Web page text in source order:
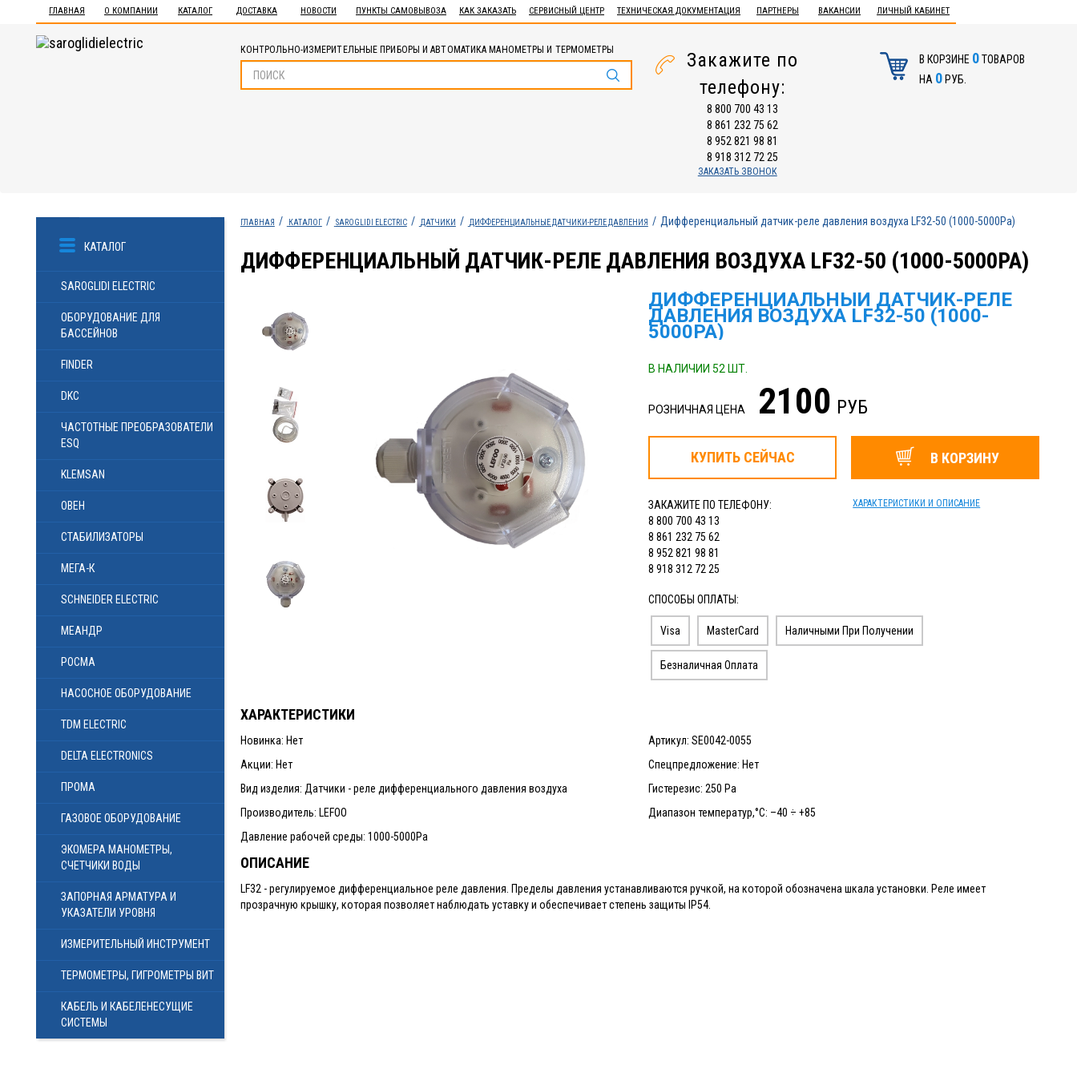
ГЛАВНАЯ О КОМПАНИИ КАТАЛОГ ДОСТАВКА НОВОСТИ ПУНКТЫ САМОВЫВОЗА КАК ЗАКАЗАТЬ СЕРВИСНЫЙ ЦЕНТР ТЕХНИЧЕСКАЯ ДОКУМЕНТАЦИЯ ПАРТНЕРЫ ВАКАНСИИ ЛИЧНЫЙ КАБИНЕТ
КОНТРОЛЬНО-ИЗМЕРИТЕЛЬНЫЕ ПРИБОРЫ И АВТОМАТИКА МАНОМЕТРЫ И ТЕРМОМЕТРЫ
Закажите по
телефону:
8 800 700 43 13
8 861 232 75 62
8 952 821 98 81
8 918 312 72 25
ЗАКАЗАТЬ ЗВОНОК
В КОРЗИНЕ 0ТОВАРОВ
НА 0РУБ.
КАТАЛОГ
SAROGLIDI ELECTRIC
ОБОРУДОВАНИЕ ДЛЯ
БАССЕЙНОВ
FINDER
DKC
ЧАСТОТНЫЕ ПРЕОБРАЗОВАТЕЛИ
ESQ
KLEMSAN
ОВЕН
СТАБИЛИЗАТОРЫ
МЕГА-К
SCHNEIDER ELECTRIC
МЕАНДР
РОСМА
НАСОСНОЕ ОБОРУДОВАНИЕ
TDM ELECTRIC
DELTA ELECTRONICS
ПРОМА
ГАЗОВОЕ ОБОРУДОВАНИЕ
ЭКОМЕРА МАНОМЕТРЫ,
СЧЕТЧИКИ ВОДЫ
ЗАПОРНАЯ АРМАТУРА И
УКАЗАТЕЛИ УРОВНЯ
ИЗМЕРИТЕЛЬНЫЙ ИНСТРУМЕНТ
ТЕРМОМЕТРЫ, ГИГРОМЕТРЫ ВИТ
КАБЕЛЬ И КАБЕЛЕНЕСУЩИЕ
СИСТЕМЫ
ГЛАВНАЯ КАТАЛОГ SAROGLIDI ELECTRIC ДАТЧИКИ ДИФФЕРЕНЦИАЛЬНЫЕ ДАТЧИКИ-РЕЛЕ ДАВЛЕНИЯ Дифференциальный датчик-реле давления воздуха LF32-50 (1000-5000Pa)
ДИФФЕРЕНЦИАЛЬНЫЙ ДАТЧИК-РЕЛЕ ДАВЛЕНИЯ ВОЗДУХА LF32-50 (1000-5000PA)
ДИФФЕРЕНЦИАЛЬНЫЙ ДАТЧИК-РЕЛЕ
ДАВЛЕНИЯ ВОЗДУХА LF32-50 (1000-
5000PA)
В НАЛИЧИИ 52 ШТ.
РОЗНИЧНАЯ ЦЕНА 2100 РУБ
КУПИТЬ СЕЙЧАС В КОРЗИНУ
ЗАКАЖИТЕ ПО ТЕЛЕФОНУ:
8 800 700 43 13
8 861 232 75 62
8 952 821 98 81
8 918 312 72 25
ХАРАКТЕРИСТИКИ И ОПИСАНИЕ
СПОСОБЫ ОПЛАТЫ:
Visa MasterCard Наличными При Получении
Безналичная Оплата
ХАРАКТЕРИСТИКИ
Новинка: Нет
Акции: Нет
Вид изделия: Датчики - реле дифференциального давления воздуха
Производитель: LEFOO
Артикул: SE0042-0055
Спецпредложение: Нет
Гистерезис: 250 Pa
Диапазон температур,°С: –40 ÷ +85
Давление рабочей среды: 1000-5000Pa
ОПИСАНИЕ
LF32 - регулируемое дифференциальное реле давления. Пределы давления устанавливаются ручкой, на которой обозначена шкала установки. Реле имеет
прозрачную крышку, которая позволяет наблюдать уставку и обеспечивает степень защиты IP54.